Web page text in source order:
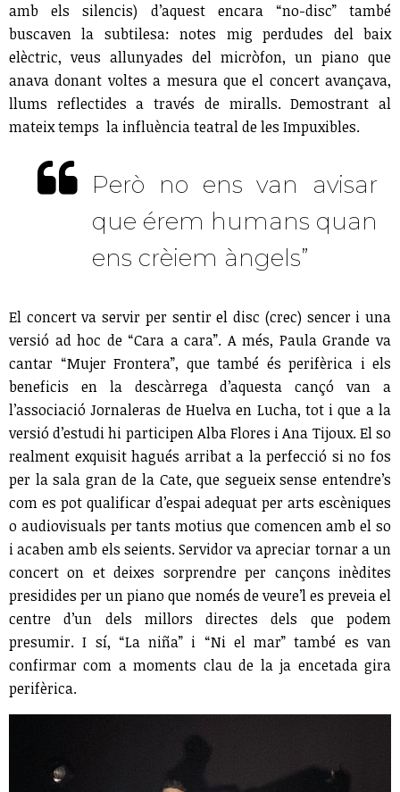
amb els silencis) d’aquest encara “no-disc” també
buscaven la subtilesa: notes mig perdudes del baix
elèctric, veus allunyades del micròfon, un piano que
anava donant voltes a mesura que el concert avançava,
llums reflectides a través de miralls. Demostrant al
mateix temps la influència teatral de les Impuxibles.
Però no ens van avisar
que érem humans quan
ens crèiem àngels”
El concert va servir per sentir el disc (crec) sencer i una
versió ad hoc de “Cara a cara”. A més, Paula Grande va
cantar “Mujer Frontera”, que també és perifèrica i els
beneficis en la descàrrega d’aquesta cançó van a
l’associació Jornaleras de Huelva en Lucha, tot i que a la
versió d’estudi hi participen Alba Flores i Ana Tijoux. El so
realment exquisit hagués arribat a la perfecció si no fos
per la sala gran de la Cate, que segueix sense entendre’s
com es pot qualificar d’espai adequat per arts escèniques
o audiovisuals per tants motius que comencen amb el so
i acaben amb els seients. Servidor va apreciar tornar a un
concert on et deixes sorprendre per cançons inèdites
presidides per un piano que només de veure’l es preveia el
centre d’un dels millors directes dels que podem
presumir. I sí, “La niña” i “Ni el mar” també es van
confirmar com a moments clau de la ja encetada gira
perifèrica.